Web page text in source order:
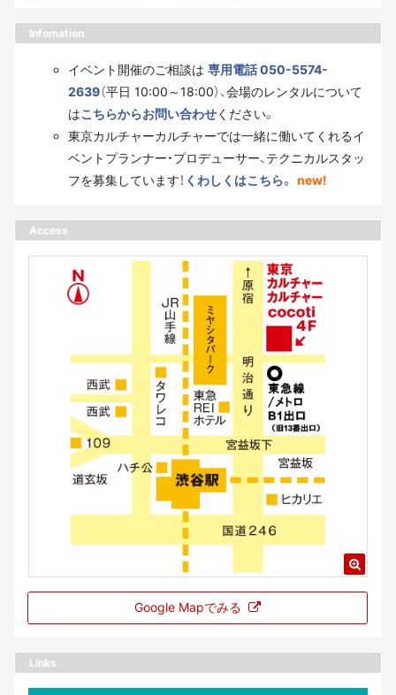
Infomation
イベント開催のご相談は 専用電話 050-5574-
2639（平日 10:00～18:00）、会場のレンタルについて
はこちらからお問い合わせください。
東京カルチャーカルチャーでは一緒に働いてくれるイ
ベントプランナー・プロデューサー、テクニカルスタッ
フを募集しています！ くわしくはこちら。 new!
Access
Google Mapでみる
Links